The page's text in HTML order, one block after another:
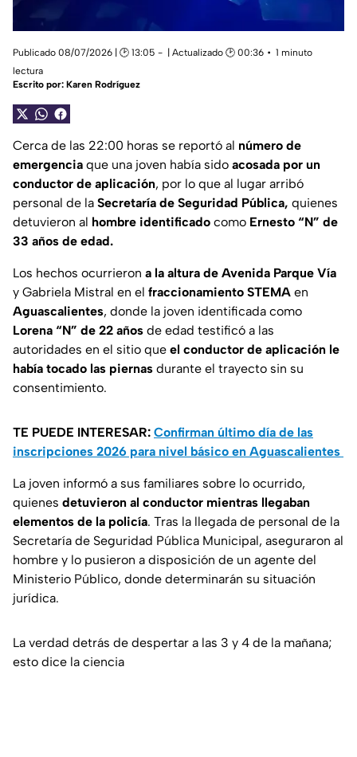
Publicado 08/07/2026 | 🕑 13:05 | Actualizado 🕑 00:36
1 minuto
lectura
Escrito por: Karen Rodríguez
Cerca de las 22:00 horas se reportó al número de
emergencia que una joven había sido acosada por un
conductor de aplicación, por lo que al lugar arribó
personal de la Secretaría de Seguridad Pública, quienes
detuvieron al hombre identificado como Ernesto “N” de
33 años de edad.
Los hechos ocurrieron a la altura de Avenida Parque Vía
y Gabriela Mistral en el fraccionamiento STEMA en
Aguascalientes, donde la joven identificada como
Lorena “N” de 22 años de edad testificó a las
autoridades en el sitio que el conductor de aplicación le
había tocado las piernas durante el trayecto sin su
consentimiento.
TE PUEDE INTERESAR: Confirman último día de las
inscripciones 2026 para nivel básico en Aguascalientes
La joven informó a sus familiares sobre lo ocurrido,
quienes detuvieron al conductor mientras llegaban
elementos de la policía. Tras la llegada de personal de la
Secretaría de Seguridad Pública Municipal, aseguraron al
hombre y lo pusieron a disposición de un agente del
Ministerio Público, donde determinarán su situación
jurídica.
La verdad detrás de despertar a las 3 y 4 de la mañana;
esto dice la ciencia